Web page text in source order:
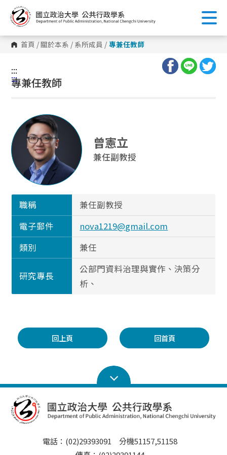
到
主
內
容 首頁 /關於本系 / 系所成員 / 專兼任教師
:::
:::
專兼任教師
曾憲立
兼任副教授
職稱
兼任副教授
電子郵件
nova1219@gmail.com
類別
兼任
研究專長
公部門資料治理與實作、決策分
析、
回上頁 回首頁
電話：(02)29393091 分機51157,51158